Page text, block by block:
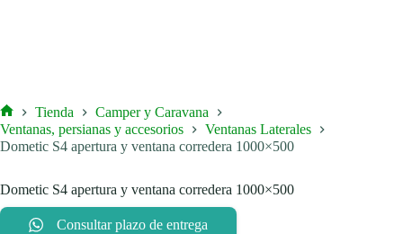
Inicio
Tienda
Camper y Caravana
Ventanas, persianas y accesorios
Ventanas Laterales
Dometic S4 apertura y ventana corredera 1000×500
Dometic S4 apertura y ventana corredera 1000×500
Consultar plazo de entrega